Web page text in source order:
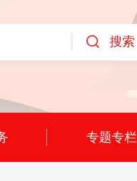
专题专栏